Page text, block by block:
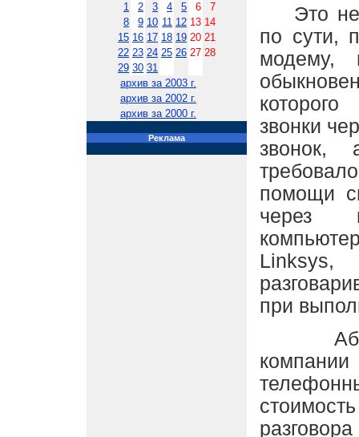
1
2 3 4 5 6
7
8
9 10 11 12 13 14
15 16 17 18 19 20 21
22 23 24 25 26 27 28
29 30 31
архив за 2003 г.
архив за 2002 г.
архив за 2000 г.
Реклама
Это
по сути,
модему,
звонки
звонок,
помощи
через
Linksys,
при